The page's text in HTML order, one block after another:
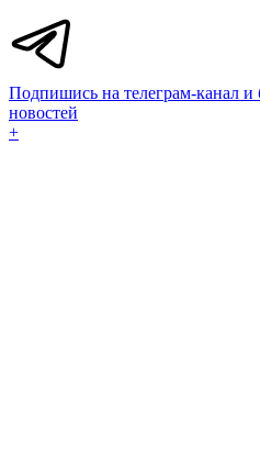
Подпишись на телеграм-канал и
новостей
+